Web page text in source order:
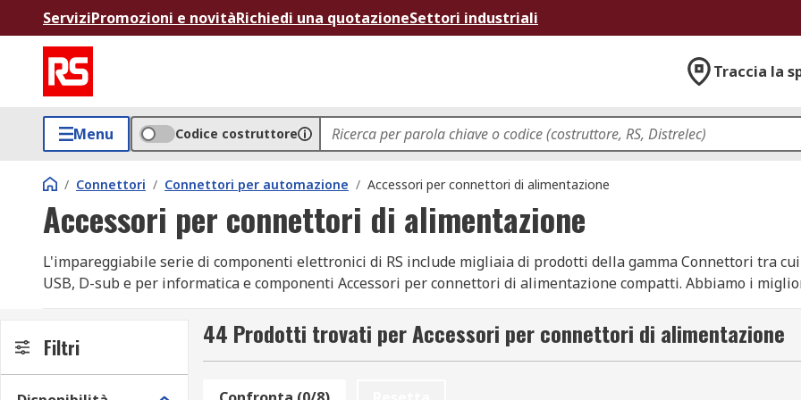
ServiziPromozioni e novitàRichiedi una quotazioneSettori industriali
Traccia la
Menu Codice costruttore
/ Connettori / Connettori per automazione / Accessori per connettori di alimentazione
Accessori per connettori di alimentazione
L'impareggiabile serie di componenti elettronici di RS include migliaia di prodotti della gamma Connettori tra
USB, D-sub e per informatica e componenti Accessori per connettori di alimentazione compatti. Abbiamo i
da imprese e ingegneri in tutto il mondo. Tutti i prodotti vengono consegnati rispettando la qualità e l'assistenza
offre un'ampia scelta di articoli della serie Componenti Elettronici e Connettori insieme alla varietà dei prodotti
circuito stampato puoi semplicemente navigare e cercare nel sito web, o parlare con uno dei nostri consulenti
Filtri 44 Prodotti trovati per Accessori per connettori di alimentazione